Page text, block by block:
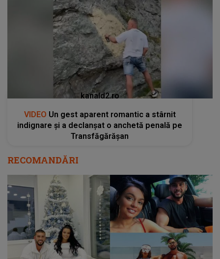
kanald2.ro
VIDEO Un gest aparent romantic a stârnit
indignare și a declanșat o anchetă penală pe
Transfăgărășan
RECOMANDĂRI